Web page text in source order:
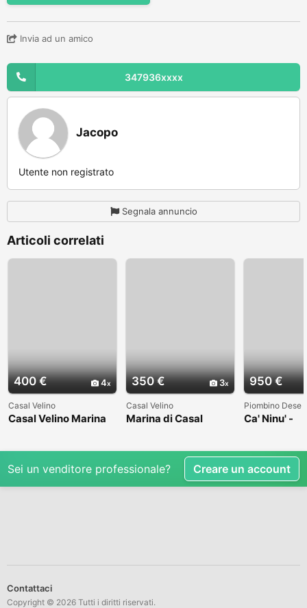
Invia ad un amico
347936xxxx
Jacopo
Utente non registrato
Segnala annuncio
Articoli correlati
400 € 4
Casal Velino
Casal Velino Marina
350 € 3
Casal Velino
Marina di Casal
950 €
Piombino Dese
Ca' Ninu' -
attrezzato
Sei un venditore professionale? Creare un account
Contattaci
Copyright © 2026 Tutti i diritti riservati.